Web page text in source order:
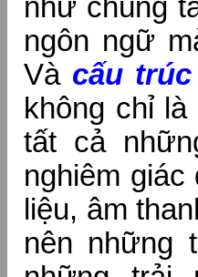
như chúng
ngôn ngữ
Và cấu
không chỉ
tất cả
nghiêm
liệu, âm
nên những